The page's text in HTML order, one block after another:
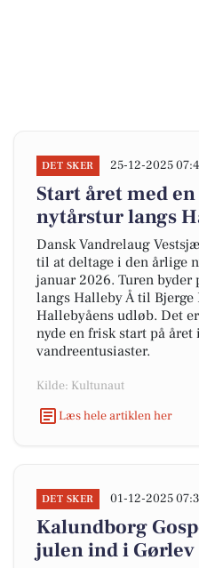
DET SKER 25-12-2025
Start året med
nytårstur langs
Dansk Vandrelaug
til at deltage i den årlige
januar 2026. Turen
langs Halleby Å til Bjerge
Hallebyåens udløb. Det
nyde en frisk start på året
vandreentusiaster.
Kilde: Kultunaut
Læs hele artiklen her
DET SKER 01-12-2025
Kalundborg
julen ind i Gørlev